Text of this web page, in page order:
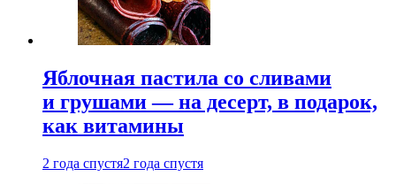
Яблочная пастила со сливами
и грушами — на десерт, в подарок,
как витамины
2 года спустя2 года спустя